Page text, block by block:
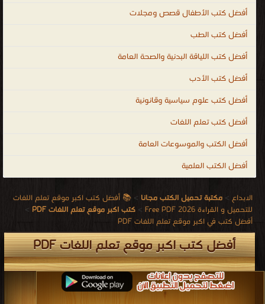
أفضل كتب الأطفال قصص ومجلات
أفضل كتب الطب
أفضل كتب اللياقة البدنية والصحة العامة
أفضل كتب الأدب
أفضل كتب علوم سياسية وقانونية
أفضل كتب تعلم اللغات
أفضل الكتب والموسوعات العامة
أفضل الكتب العلمية
الابداع > مكتبة تحميل الكتب مجانا > 📚 أفضل كتب اكبر موقع تعلم اللغات
للتحميل و القراءة 2026 Free PDF
> كتب اكبر موقع تعلم اللغات PDF
>
أفضل كتب في اكبر موقع تعلم اللغات PDF
أفضل كتب اكبر موقع تعلم اللغات PDF